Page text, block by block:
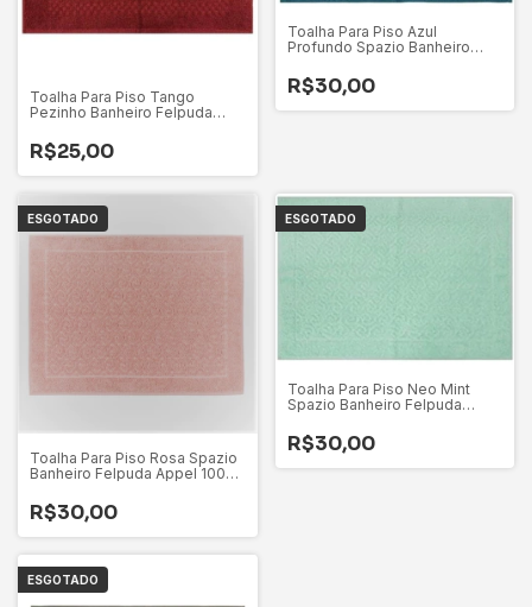
Toalha Para Piso Tango
Pezinho Banheiro Felpuda
R$25,00
Toalha Para Piso Azul
Profundo Spazio Banheiro
R$30,00
ESGOTADO
Toalha Para Piso Rosa Spazio
Banheiro Felpuda Appel 100%
R$30,00
ESGOTADO
Toalha Para Piso Neo Mint
Spazio Banheiro Felpuda
R$30,00
ESGOTADO